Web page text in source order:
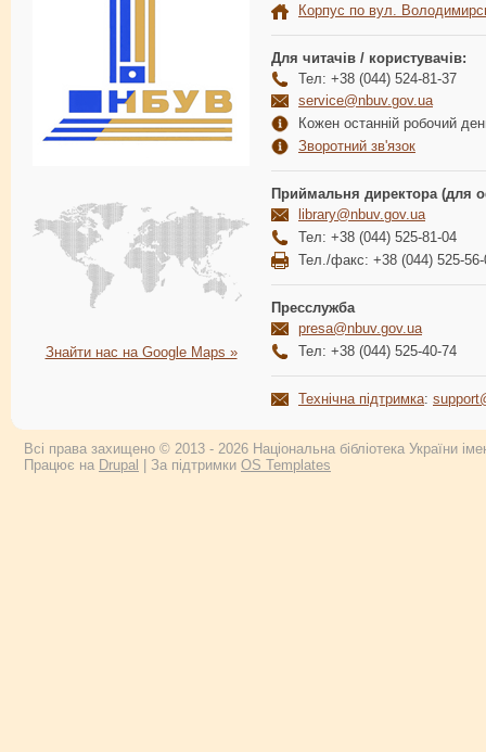
Знайти нас на Google Maps »
Корпус по вул.
Для читачів / користувачів:
Тел: +38 (044) 524-81-37
service@nbuv.gov.ua
Кожен останній робочий
Зворотний зв'язок
Приймальня директора (для
library@nbuv.gov.ua
Тел: +38 (044) 525-81-04
Тел./факс: +38 (044) 525-56-
Пресслужба
presa@nbuv.gov.ua
Тел: +38 (044) 525-40-74
Технічна підтримка:
Всі права захищено © 2013 - 2026 Національна бібліотека України
Працює на Drupal | За підтримки OS Templates